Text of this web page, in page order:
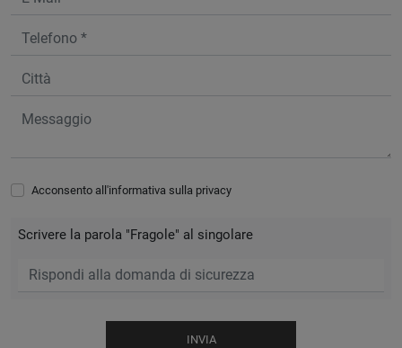
Acconsento all'informativa sulla privacy
Scrivere la parola "Fragole" al singolare
INVIA